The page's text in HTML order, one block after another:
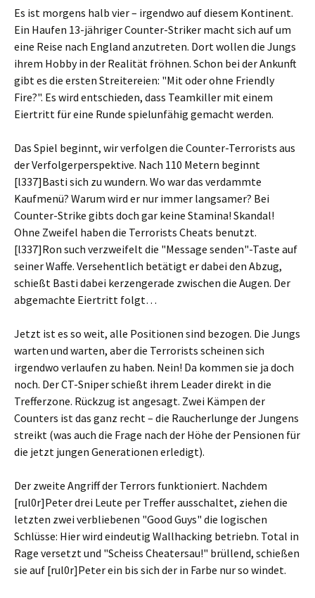
Es ist morgens halb vier – irgendwo auf diesem Kontinent.
Ein Haufen 13-jähriger Counter-Striker macht sich auf um
eine Reise nach England anzutreten. Dort wollen die Jungs
ihrem Hobby in der Realität fröhnen. Schon bei der Ankunft
gibt es die ersten Streitereien: "Mit oder ohne Friendly
Fire?". Es wird entschieden, dass Teamkiller mit einem
Eiertritt für eine Runde spielunfähig gemacht werden.
Das Spiel beginnt, wir verfolgen die Counter-Terrorists aus
der Verfolgerperspektive. Nach 110 Metern beginnt
[l337]Basti sich zu wundern. Wo war das verdammte
Kaufmenü? Warum wird er nur immer langsamer? Bei
Counter-Strike gibts doch gar keine Stamina! Skandal!
Ohne Zweifel haben die Terrorists Cheats benutzt.
[l337]Ron such verzweifelt die "Message senden"-Taste auf
seiner Waffe. Versehentlich betätigt er dabei den Abzug,
schießt Basti dabei kerzengerade zwischen die Augen. Der
abgemachte Eiertritt folgt…
Jetzt ist es so weit, alle Positionen sind bezogen. Die Jungs
warten und warten, aber die Terrorists scheinen sich
irgendwo verlaufen zu haben. Nein! Da kommen sie ja doch
noch. Der CT-Sniper schießt ihrem Leader direkt in die
Trefferzone. Rückzug ist angesagt. Zwei Kämpen der
Counters ist das ganz recht – die Raucherlunge der Jungens
streikt (was auch die Frage nach der Höhe der Pensionen für
die jetzt jungen Generationen erledigt).
Der zweite Angriff der Terrors funktioniert. Nachdem
[rul0r]Peter drei Leute per Treffer ausschaltet, ziehen die
letzten zwei verbliebenen "Good Guys" die logischen
Schlüsse: Hier wird eindeutig Wallhacking betriebn. Total in
Rage versetzt und "Scheiss Cheatersau!" brüllend, schießen
sie auf [rul0r]Peter ein bis sich der in Farbe nur so windet.